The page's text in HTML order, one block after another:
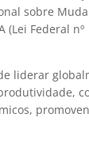
sobre
(Lei Federal nº
liderar